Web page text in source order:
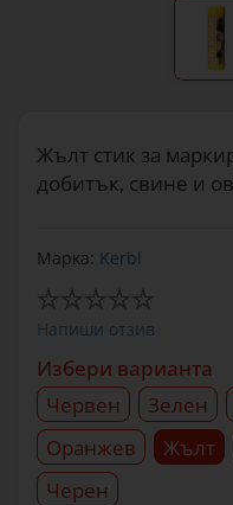
Жълт стик за
добитък, свине и
Марка: Kerbl
Напиши отзив
Избери варианта
Червен
Зелен
Оранжев
Жълт
Черен